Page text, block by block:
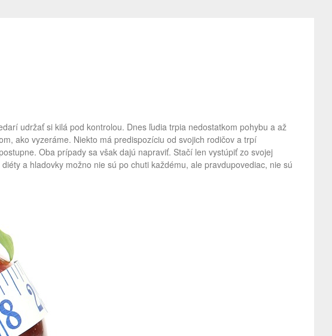
udržať si kilá pod kontrolou. Dnes ľudia trpia nedostatkom pohybu a až
ako vyzeráme. Niekto má predispozíciu od svojich rodičov a trpí
Oba prípady sa však dajú napraviť. Stačí len vystúpiť zo svojej
a hladovky možno nie sú po chuti každému, ale pravdupovediac, nie sú